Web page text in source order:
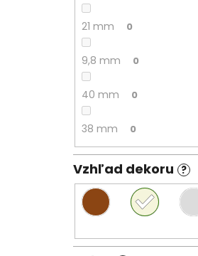
21 mm 0
9,8 mm 0
40 mm 0
38 mm 0
Vzhľad dekoru ?